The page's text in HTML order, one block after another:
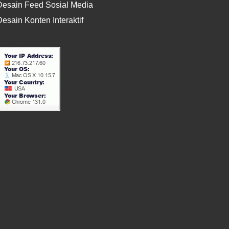
Feed Sosial Media
Konten Interaktif